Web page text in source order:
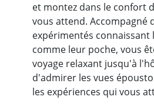
et montez dans le confort
vous attend. Accompagné
expérimentés connaissant
comme leur poche, vous
voyage relaxant jusqu'à
d'admirer les vues
les expériences qui vous